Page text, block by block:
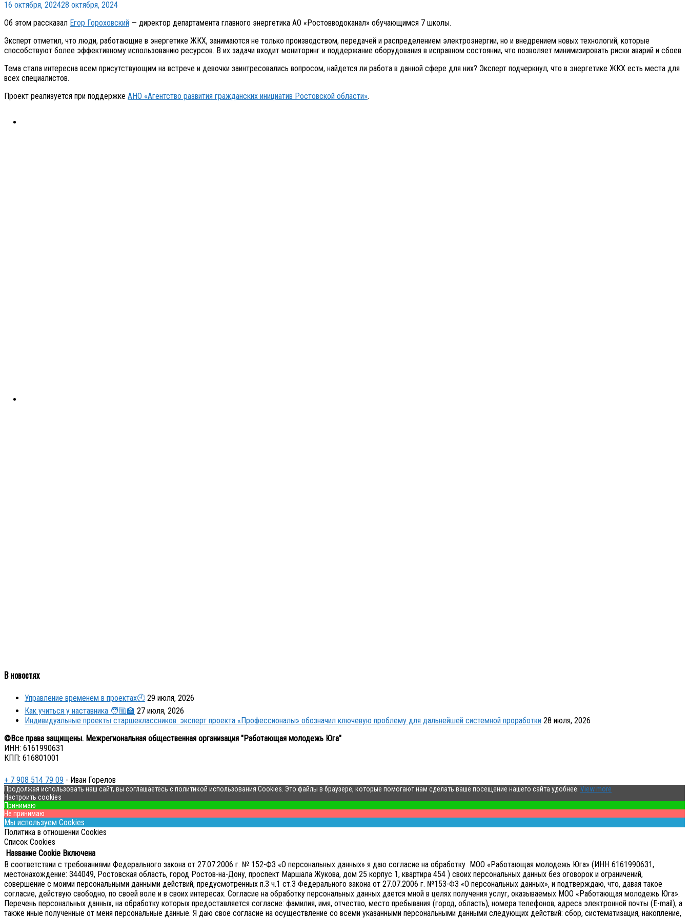
16 октября, 202428 октября, 2024
Об этом рассказал Егор Гороховский — директор департамента главного энергетика АО «Ростовводоканал» обучающимся 7 школы.
Эксперт отметил, что люди, работающие в энергетике ЖКХ, занимаются не только производством, передачей и распределением электроэнергии, но и внедрением новых технологий, которые
способствуют более эффективному использованию ресурсов. В их задачи входит мониторинг и поддержание оборудования в исправном состоянии, что позволяет минимизировать риски аварий и сбоев.
Тема стала интересна всем присутствующим на встрече и девочки заинтресовались вопросом, найдется ли работа в данной сфере для них? Эксперт подчеркнул, что в энергетике ЖКХ есть места для
всех специалистов.
Проект реализуется при поддержке АНО «Агентство развития гражданских инициатив Ростовской области».
В новостях
Управление временем в проектах🕘 29 июля, 2026
Как учиться у наставника 🧑🏼‍🏫 27 июля, 2026
Индивидуальные проекты старшеклассников: эксперт проекта «Профессионалы» обозначил ключевую проблему для дальнейшей системной проработки 28 июля, 2026
©Все права защищены. Межрегиональная общественная организация "Работающая молодежь Юга"
ИНН: 6161990631
КПП: 616801001
+ 7 908 514 79 09 - Иван Горелов
Продолжая использовать наш сайт, вы соглашаетесь с политикой использования Cookies. Это файлы в браузере, которые помогают нам сделать ваше посещение нашего сайта удобнее. View more
Настроить cookies
Принимаю
Не принимаю
Мы используем Cookies
Политика в отношении Cookies
Список Cookies
Название Cookie Включена
В соответствии с требованиями Федерального закона от 27.07.2006 г. № 152-ФЗ «О персональных данных» я даю согласие на обработку МОО «Работающая молодежь Юга» (ИНН 6161990631,
местонахождение: 344049, Ростовская область, город Ростов-на-Дону, проспект Маршала Жукова, дом 25 корпус 1, квартира 454 ) своих персональных данных без оговорок и ограничений,
совершение с моими персональными данными действий, предусмотренных п.3 ч.1 ст.3 Федерального закона от 27.07.2006 г. №153-ФЗ «О персональных данных», и подтверждаю, что, давая такое
согласие, действую свободно, по своей воле и в своих интересах. Согласие на обработку персональных данных дается мной в целях получения услуг, оказываемых МОО «Работающая молодежь Юга».
Перечень персональных данных, на обработку которых предоставляется согласие: фамилия, имя, отчество, место пребывания (город, область), номера телефонов, адреса электронной почты (E-mail), а
также иные полученные от меня персональные данные. Я даю свое согласие на осуществление со всеми указанными персональными данными следующих действий: сбор, систематизация, накопление,